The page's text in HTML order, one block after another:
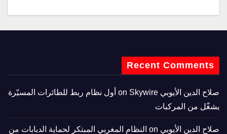
Recent Comments
صلاح الدين الأيوبي
Skywire أول نظام ربط للطائرات المسيّرة
يشغّل من المركبات
صلاح الدين الأيوبي
النظام المغربي المبتكر لحماية الدبابات من